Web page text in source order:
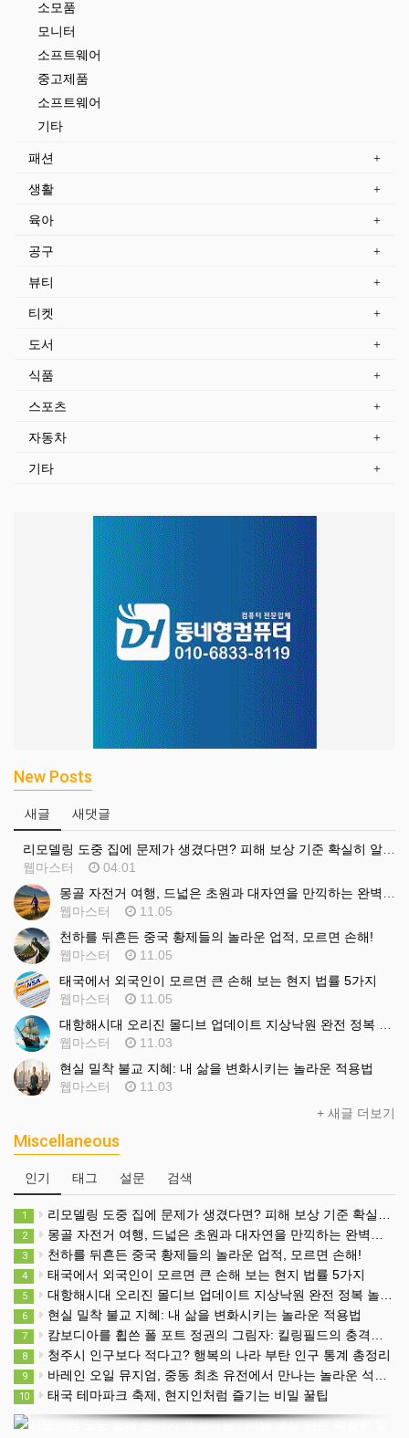
소모품
모니터
소프트웨어
중고제품
소프트웨어
기타
패션
생활
육아
공구
뷰티
티켓
도서
식품
스포츠
자동차
기타
New Posts
새글 새댓글
웹마스터
04.01
웹마스터
11.05
천하를 뒤흔든 중국 황제들의 놀라운 업적, 모르면 손해!
웹마스터
11.05
태국에서 외국인이 모르면 큰 손해 보는 현지 법률 5가지
웹마스터
11.05
웹마스터
11.03
현실 밀착 불교 지혜: 내 삶을 변화시키는 놀라운 적용법
웹마스터
11.03
+ 새글 더보기
Miscellaneous
인기 태그 설문 검색
1 리모델링 도중 집에 문제가 생겼다면? 피해 보상 기준 확실히 알고 대비하세요
2 몽골 자전거 여행, 드넓은 초원과 대자연을 만끽하는 완벽한 방법
3 천하를 뒤흔든 중국 황제들의 놀라운 업적, 모르면 손해!
4 태국에서 외국인이 모르면 큰 손해 보는 현지 법률 5가지
5 대항해시대 오리진 몰디브 업데이트 지상낙원 완전 정복 놀라운 방법
6 현실 밀착 불교 지혜: 내 삶을 변화시키는 놀라운 적용법
7 캄보디아를 휩쓴 폴 포트 정권의 그림자: 킬링필드의 충격적 진실
8 청주시 인구보다 적다고? 행복의 나라 부탄 인구 통계 총정리
9 바레인 오일 뮤지엄, 중동 최초 유전에서 만나는 놀라운 석유 이야기
10 태국 테마파크 축제, 현지인처럼 즐기는 비밀 꿀팁